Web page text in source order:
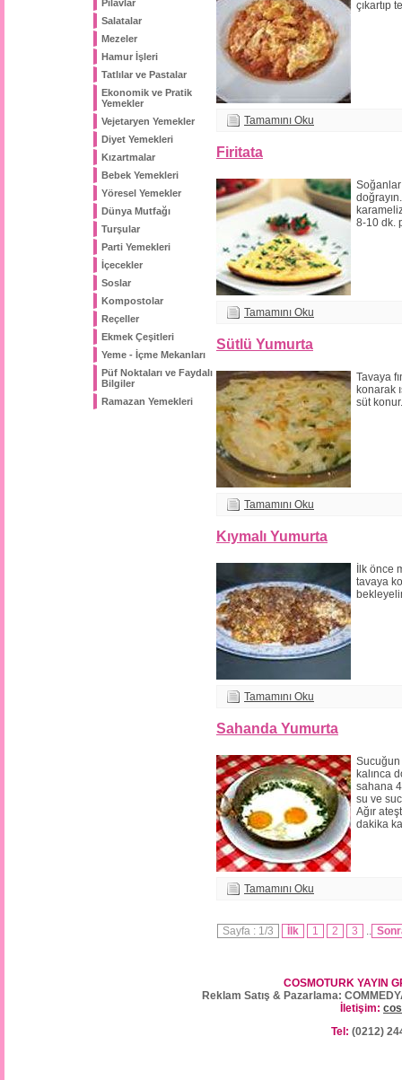
Pilavlar
Salatalar
Mezeler
Hamur İşleri
Tatlılar ve Pastalar
Ekonomik ve Pratik
Yemekler
Vejetaryen Yemekler
Diyet Yemekleri
Kızartmalar
Bebek Yemekleri
Yöresel Yemekler
Dünya Mutfağı
Turşular
Parti Yemekleri
İçecekler
Soslar
Kompostolar
Reçeller
Ekmek Çeşitleri
Yeme - İçme Mekanları
Püf Noktaları ve Faydalı
Bilgiler
Ramazan Yemekleri
çıkartıp
Tamamını Oku
Firitata
8-10 dk.
Tamamını Oku
Sütlü Yumurta
Tavaya
konarak
süt konur.
Tamamını Oku
Kıymalı Yumurta
İlk önce
tavaya
Tamamını Oku
Sahanda Yumurta
Sucuğun
kalınca
sahana
su ve
Ağır
dakika
Tamamını Oku
Sayfa : 1/3 İlk 1 2 3 ..
COSMOTURK YAYIN
Reklam Satış & Pazarlama:
İletişim:
Tel: (0212)